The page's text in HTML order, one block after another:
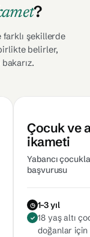
?
şekillerde
belirler,
Çocuk ve
ikameti
Yabancı
başvurusu
1–3 yıl
18 yaş altı
doğanlar için